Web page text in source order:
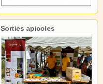
Sorties apicoles